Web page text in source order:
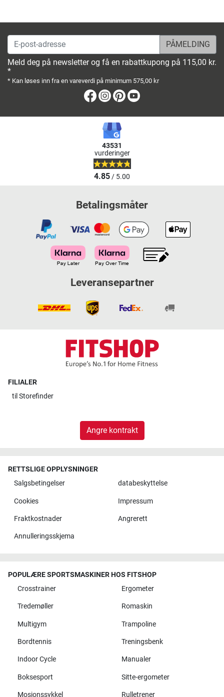
E-post-adresse
Meld deg på newsletter og få en rabattkupong på 115,00 kr.
*
* Kan løses inn fra en vareverdi på minimum 575,00 kr
Facebook
Instagram
Pinterest
43531
vurderinger
4.85/ 5.00
Betalingsmåter
Leveransepartner
FILIALER
til Storefinder
Angre kontrakt
RETTSLIGE OPPLYSNINGER
Salgsbetingelser
databeskyttelse
Cookies Impressum
Fraktkostnader Angrerett
Annulleringsskjema
POPULÆRE SPORTSMASKINER HOS FITSHOP
Crosstrainer
Ergometer
Tredemøller Romaskin
Multigym Trampoline
Bordtennis Treningsbenk
Indoor Cycle Manualer
Boksesport Sitte-ergometer
Mosjonssykkel Rulletrener